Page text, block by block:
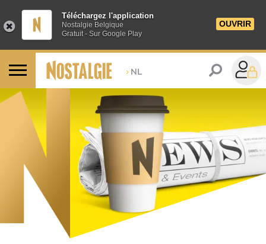
Téléchargez l'application
Nostalgie Belgique
Gratuit - Sur Google Play
OUVRIR
> NL
Les news sur